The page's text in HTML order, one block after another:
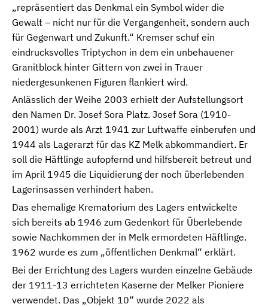
„repräsentiert das Denkmal ein Symbol wider die
Gewalt – nicht nur für die Vergangenheit, sondern auch
für Gegenwart und Zukunft.“ Kremser schuf ein
eindrucksvolles Triptychon in dem ein unbehauener
Granitblock hinter Gittern von zwei in Trauer
niedergesunkenen Figuren flankiert wird.
Anlässlich der Weihe 2003 erhielt der Aufstellungsort
den Namen Dr. Josef Sora Platz. Josef Sora (1910-
2001) wurde als Arzt 1941 zur Luftwaffe einberufen und
1944 als Lagerarzt für das KZ Melk abkommandiert. Er
soll die Häftlinge aufopfernd und hilfsbereit betreut und
im April 1945 die Liquidierung der noch überlebenden
Lagerinsassen verhindert haben.
Das ehemalige Krematorium des Lagers entwickelte
sich bereits ab 1946 zum Gedenkort für Überlebende
sowie Nachkommen der in Melk ermordeten Häftlinge.
1962 wurde es zum „öffentlichen Denkmal“ erklärt.
Bei der Errichtung des Lagers wurden einzelne Gebäude
der 1911-13 errichteten Kaserne der Melker Pioniere
verwendet. Das „Objekt 10“ wurde 2022 als